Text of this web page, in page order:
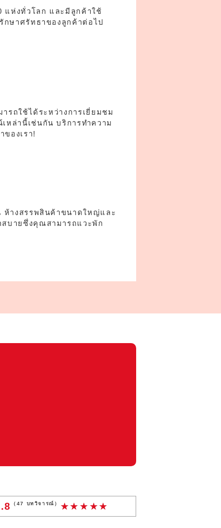
แห่งทั่วโลก และมีลูกค้าใช้
กษาศรัทธาของลูกค้าต่อไป
รถใช้ได้ระหว่างการเยี่ยมชม
หล่านี้เช่นกัน บริการทำความ
องเรา!
ห้างสรรพสินค้าขนาดใหญ่และ
บายซึ่งคุณสามารถแวะพัก
（ 47 บทวิจารณ์）